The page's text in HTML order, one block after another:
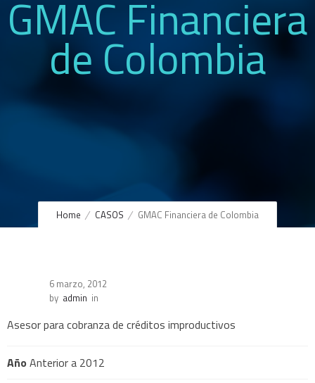
GMAC Financiera
de Colombia
Home CASOS GMAC Financiera de Colombia
6 marzo, 2012
by admin in
Asesor para cobranza de créditos improductivos
Año Anterior a 2012